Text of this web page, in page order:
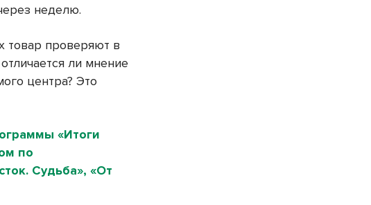
неделю.
товар проверяют в
ли мнение
центра? Это
«Итоги
по
Судьба», «От